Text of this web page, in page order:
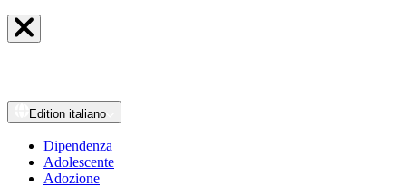
Edition italiano
Dipendenza
Adolescente
Adozione